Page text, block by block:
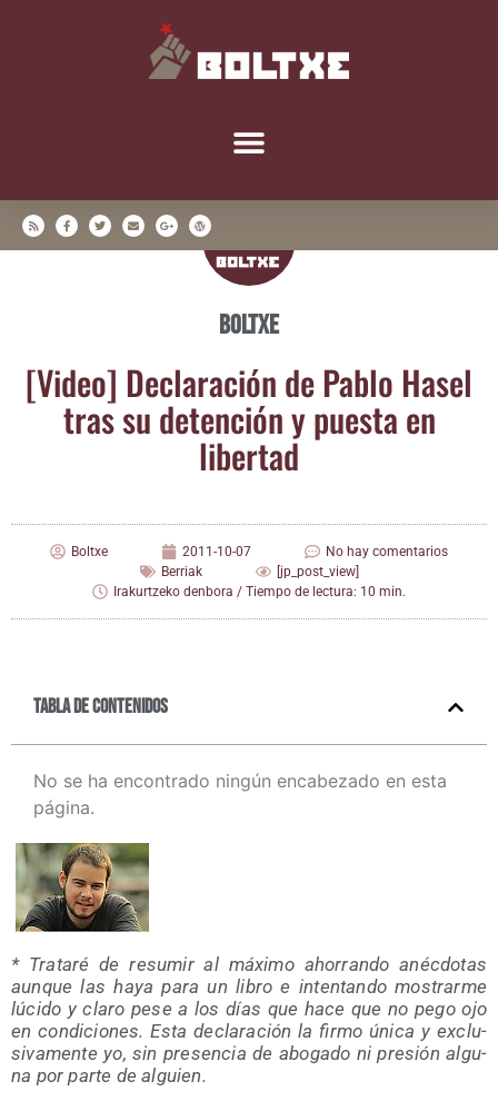
Boltxe
[Video] Decla­ra­ción de Pablo Hasel
tras su deten­ción y pues­ta en
libertad
Boltxe 2011-10-07
No hay comentarios
Berriak
[jp_post_view]
Irakurtzeko denbora / Tiempo de lectura: 10 min.
Tabla de contenidos
No se ha encontrado ningún encabezado en esta
página.
* Tra­ta­ré de resu­mir al máxi­mo aho­rran­do anéc­do­tas
aun­que las haya para un libro e inten­tan­do mos­trar­me
lúci­do y cla­ro pese a los días que hace que no pego ojo
en con­di­cio­nes. Esta decla­ra­ción la fir­mo úni­ca y exclu­
si­va­men­te yo, sin pre­sen­cia de abo­ga­do ni pre­sión algu­
na por par­te de alguien.